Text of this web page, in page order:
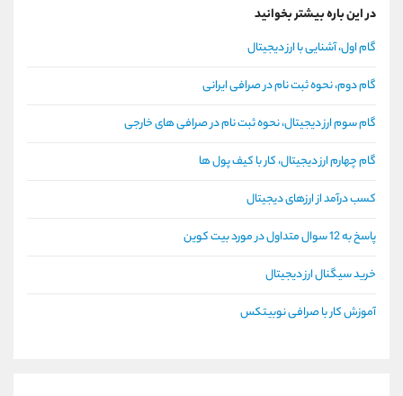
در این باره بیشتر بخوانید
گام اول، آشنایی با ارز دیجیتال
گام دوم، نحوه ثبت نام در صرافی ایرانی
گام سوم ارز دیجیتال، نحوه ثبت نام در صرافی های خارجی
گام چهارم ارز دیجیتال، کار با کیف پول ها
کسب درآمد از ارزهای دیجیتال
پاسخ به 12 سوال متداول در مورد بیت کوین
خرید سیگنال ارز دیجیتال
آموزش کار با صرافی نوبیتکس